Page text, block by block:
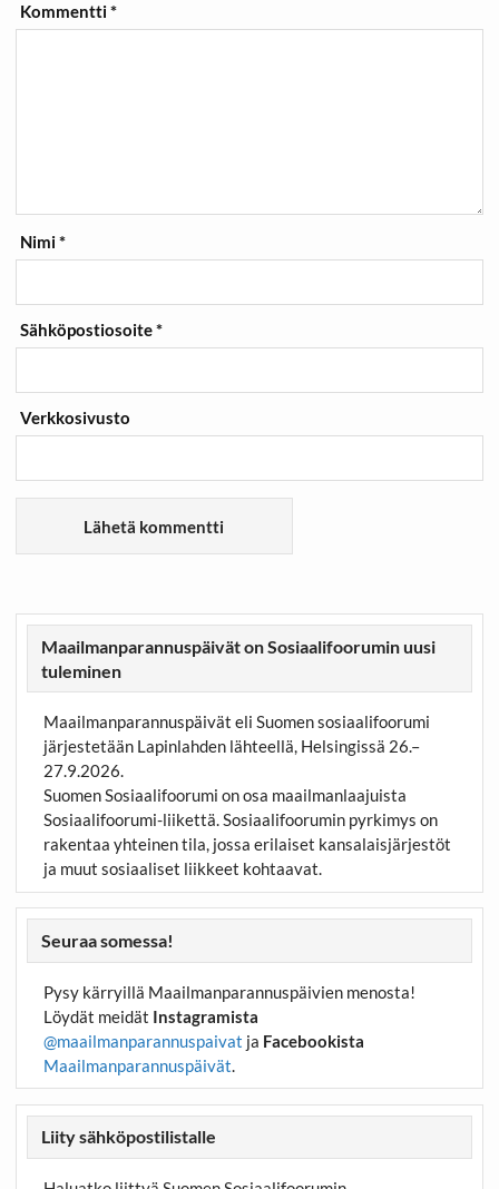
Kommentti*
Nimi*
Sähköpostiosoite*
Verkkosivusto
Maailmanparannuspäivät on Sosiaalifoorumin uusi
tuleminen
Maailmanparannuspäivät eli Suomen sosiaalifoorumi
järjestetään Lapinlahden lähteellä, Helsingissä 26.–
27.9.2026.
Suomen Sosiaalifoorumi on osa maailmanlaajuista
Sosiaalifoorumi-liikettä. Sosiaalifoorumin pyrkimys on
rakentaa yhteinen tila, jossa erilaiset kansalaisjärjestöt
ja muut sosiaaliset liikkeet kohtaavat.
Seuraa somessa!
Pysy kärryillä Maailmanparannuspäivien menosta!
Löydät meidät Instagramista
@maailmanparannuspaivat ja Facebookista
Maailmanparannuspäivät.
Liity sähköpostilistalle